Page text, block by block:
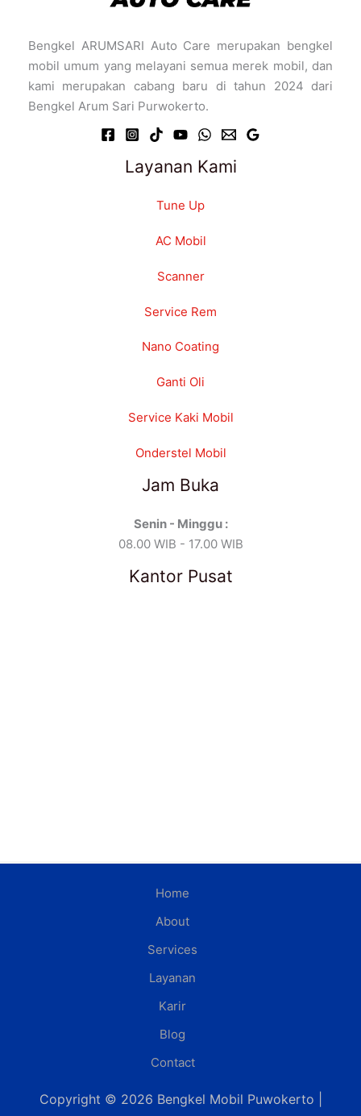
Bengkel ARUMSARI Auto Care merupakan bengkel
mobil umum yang melayani semua merek mobil, dan
kami merupakan cabang baru di tahun 2024 dari
Bengkel Arum Sari Purwokerto.
Layanan Kami
Tune Up
AC Mobil
Scanner
Service Rem
Nano Coating
Ganti Oli
Service Kaki Mobil
Onderstel Mobil
Jam Buka
Senin - Minggu :
08.00 WIB - 17.00 WIB
Kantor Pusat
Home
About
Services
Layanan
Karir
Blog
Contact
Copyright © 2026 Bengkel Mobil Puwokerto |